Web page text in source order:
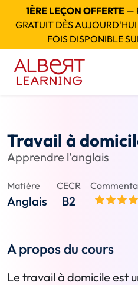
1ÈRE LEÇON OFFERTE—
GRATUIT DÈS AUJOURD'HUI
FOIS DISPONIBLE
Travail à
Apprendre l'anglais
Matière
Anglais
CECR
B2
A propos du cours
Le travail à domicile est